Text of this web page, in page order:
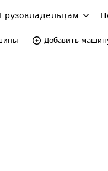
Грузовладельцам
Добавить